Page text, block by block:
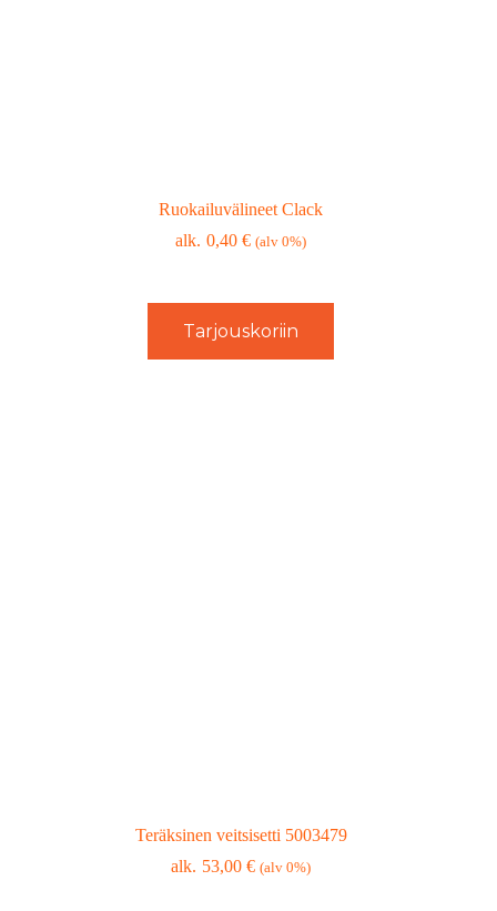
Ruokailuvälineet Clack
0,40€ (alv 0%)
Tarjouskoriin
Teräksinen veitsisetti 5003479
53,00€ (alv 0%)